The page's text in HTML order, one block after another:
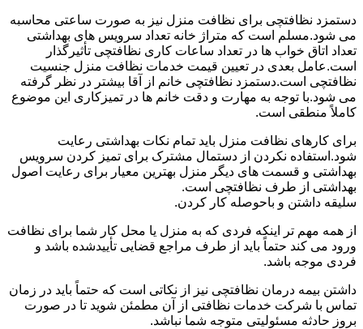
دستمزد نظافتچی برای نظافت منزل نیز به صورت ساعتی محاسبه
می شود.مسلم است که متراژ خانه تعداد سرویس های بهداشتی
تعداد اتاق خواب ها در تعداد ساعات کاری نظافتچی تأثیرگذار
است.عامل بعدی در تعیین قیمت خدمات نظافت منزل جنسیت
نظافتچی است.دستمزد نظافتچی خانم از آقا بیشتر در نظر گرفته
می شود.با توجه به مهارت و دقت خانم ها در تمیزکاری این موضوع
کاملاً منطقی است.
برای کارهای نظافت منزل باید تمام نکات بهداشتی رعایت
شود.استفاده نکردن از دستمال مشترک برای تمیز کردن سرویس
بهداشتی و قسمت های دیگر منزل بهترین معیار برای رعایت اصول
بهداشتی از طرف نظافتچی است.
سلیقه داشتن و باحوصله کار کردن.
از همه مهم تر اینکه فردی که به منزل یا محل کار شما برای نظافت
ورود می کند حتماً باید از طرف مراجع قضایی تأییدشده باشد و
فردی موجه باشد.
داشتن بیمه درمان نظافتچی نیز از نکاتی است که حتماً باید در زمان
تماس با شرکت خدمات نظافتی از آن مطمئن شوید تا در صورت
بروز حادثه مسئولیتی متوجه شما نباشد.